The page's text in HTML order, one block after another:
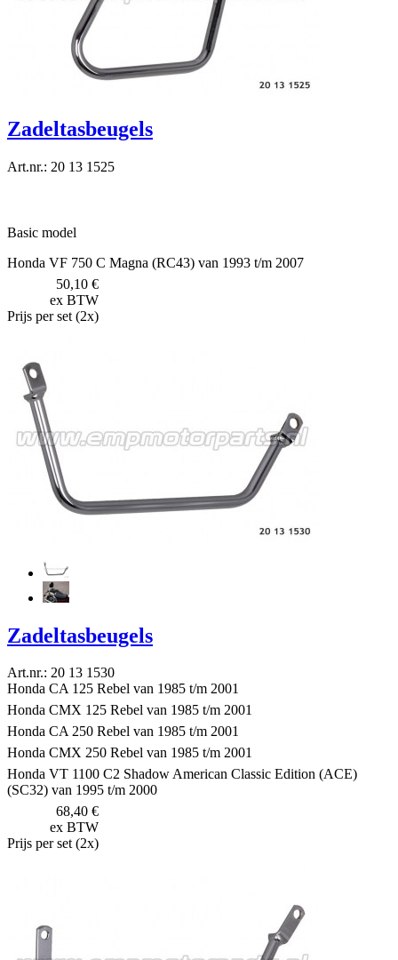
Zadeltasbeugels
Art.nr.: 20 13 1525
Basic model
Honda VF 750 C Magna (RC43) van 1993 t/m 2007
50,10 €
ex BTW
Prijs per set (2x)
Zadeltasbeugels
Art.nr.: 20 13 1530
Honda CA 125 Rebel van 1985 t/m 2001
Honda CMX 125 Rebel van 1985 t/m 2001
Honda CA 250 Rebel van 1985 t/m 2001
Honda CMX 250 Rebel van 1985 t/m 2001
Honda VT 1100 C2 Shadow American Classic Edition (ACE)
(SC32) van 1995 t/m 2000
68,40 €
ex BTW
Prijs per set (2x)